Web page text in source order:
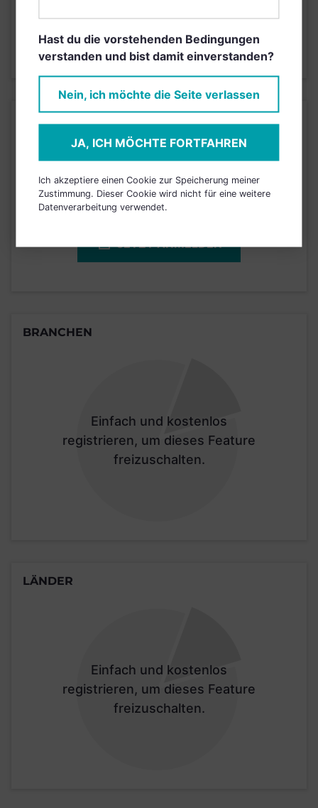
Stand 16.04.2026
Einfach und kostenlos
registrieren, um dieses Feature
freizuschalten.
JETZT ANMELDEN
BRANCHEN
Einfach und kostenlos
registrieren, um dieses Feature
freizuschalten.
LÄNDER
Einfach und kostenlos
registrieren, um dieses Feature
freizuschalten.
Hast du die vorstehenden Bedingungen
verstanden und bist damit einverstanden?
Nein, ich möchte die Seite verlassen
JA, ICH MÖCHTE FORTFAHREN
Ich akzeptiere einen Cookie zur Speicherung meiner
Zustimmung. Dieser Cookie wird nicht für eine weitere
Datenverarbeitung verwendet.